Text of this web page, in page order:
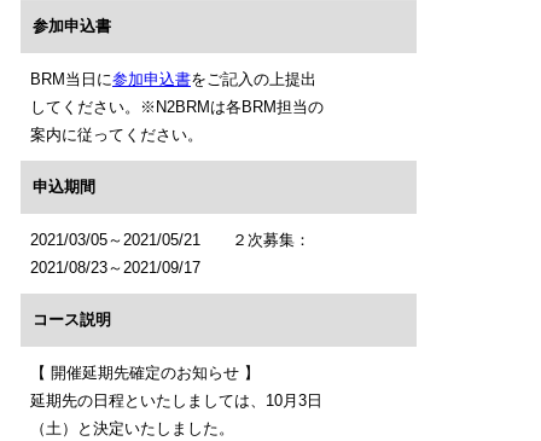
参加申込書
BRM当日に参加申込書をご記入の上提出
してください。※N2BRMは各BRM担当の
案内に従ってください。
申込期間
2021/03/05～2021/05/21 ２次募集：
2021/08/23～2021/09/17
コース説明
【 開催延期先確定のお知らせ 】
延期先の日程といたしましては、10月3日
（土）と決定いたしました。